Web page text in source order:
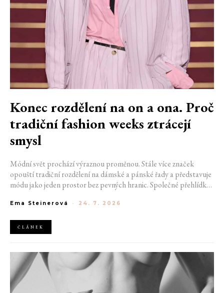
Konec rozdělení na on a ona. Proč
tradiční fashion weeks ztrácejí
smysl
Módní svět prochází výraznou proměnou. Stále více značek
opouští tradiční rozdělení na dámské a pánské řady a představuje
módu jako jeden prostor bez pevných hranic. Společné přehlídky,
klasické týdny módy mohou brzy vypadat úplně jinak.
Ema Steinerová - 24. 7. 2026
ČLÁNEK